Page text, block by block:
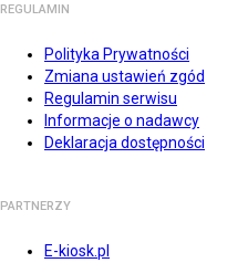
REGULAMIN
Polityka Prywatności
Zmiana ustawień zgód
Regulamin serwisu
Informacje o nadawcy
Deklaracja dostępności
PARTNERZY
E-kiosk.pl